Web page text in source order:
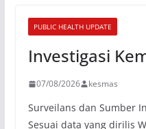
PUBLIC HEALTH UPDATE
Investigasi
07/08/2026 kesmas
Surveilans dan Sumber
Sesuai data yang dirilis